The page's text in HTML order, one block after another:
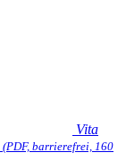
Vita
(PDF, barrierefrei, 160